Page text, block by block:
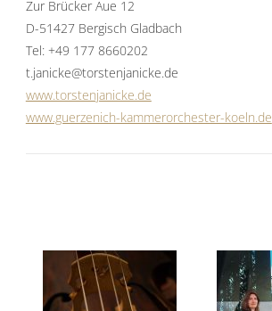
Zur Brücker Aue 12
D-51427 Bergisch Gladbach
Tel: +49 177 8660202
t.janicke@torstenjanicke.de
www.torstenjanicke.de
www.guerzenich-kammerorchester-koeln.de